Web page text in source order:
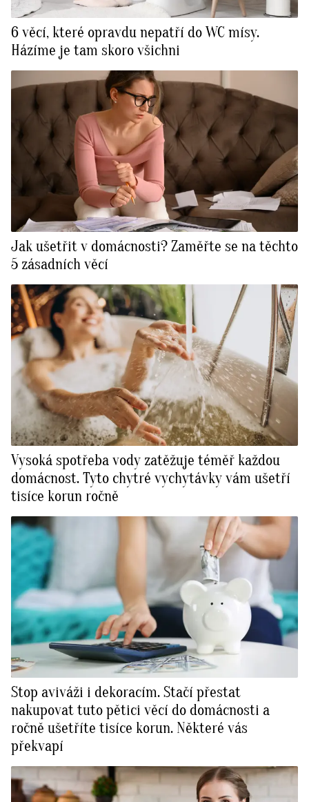
6 věcí, které opravdu nepatří do WC mísy.
Házíme je tam skoro všichni
Jak ušetřit v domácnosti? Zaměřte se na těchto
5 zásadních věcí
Vysoká spotřeba vody zatěžuje téměř každou
domácnost. Tyto chytré vychytávky vám ušetří
tisíce korun ročně
Stop aviváži i dekoracím. Stačí přestat
nakupovat tuto pětici věcí do domácnosti a
ročně ušetříte tisíce korun. Některé vás
překvapí